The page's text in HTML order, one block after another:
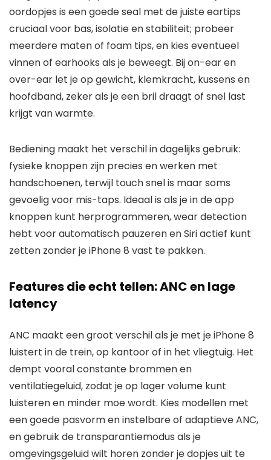
oordopjes is een goede seal met de juiste eartips
cruciaal voor bas, isolatie en stabiliteit; probeer
meerdere maten of foam tips, en kies eventueel
vinnen of earhooks als je beweegt. Bij on-ear en
over-ear let je op gewicht, klemkracht, kussens en
hoofdband, zeker als je een bril draagt of snel last
krijgt van warmte.
Bediening maakt het verschil in dagelijks gebruik:
fysieke knoppen zijn precies en werken met
handschoenen, terwijl touch snel is maar soms
gevoelig voor mis-taps. Ideaal is als je in de app
knoppen kunt herprogrammeren, wear detection
hebt voor automatisch pauzeren en Siri actief kunt
zetten zonder je iPhone 8 vast te pakken.
Features die echt tellen: ANC en lage
latency
ANC maakt een groot verschil als je met je iPhone 8
luistert in de trein, op kantoor of in het vliegtuig. Het
dempt vooral constante brommen en
ventilatiegeluid, zodat je op lager volume kunt
luisteren en minder moe wordt. Kies modellen met
een goede pasvorm en instelbare of adaptieve ANC,
en gebruik de transparantiemodus als je
omgevingsgeluid wilt horen zonder je dopjes uit te